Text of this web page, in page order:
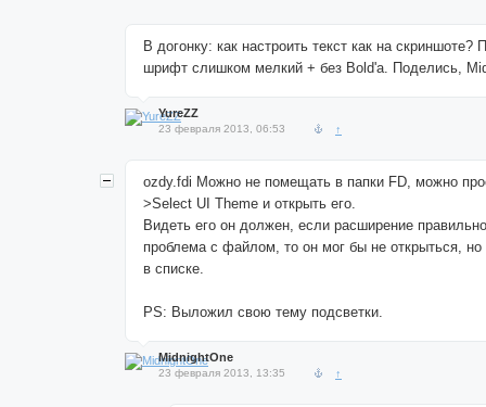
В догонку: как настроить текст как на скриншоте?
шрифт слишком мелкий + без Bold'a. Поделись,
YureZZ
23 февраля 2013, 06:53 ↑
ozdy.fdi Можно не помещать в папки FD, можно
>Select UI Theme и открыть его.
Видеть его он должен, если расширение
проблема с файлом, то он мог бы не открыться,
в списке.
PS: Выложил свою тему подсветки.
MidnightOne
23 февраля 2013, 13:35 ↑